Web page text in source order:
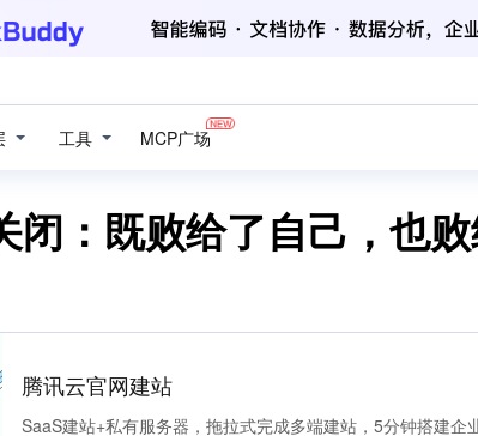
工具 MCP广场
闭：既败给了自己，也
腾讯云官网建站
SaaS建站+私有服务器，拖拉式完成多端建站，5分钟搭建企